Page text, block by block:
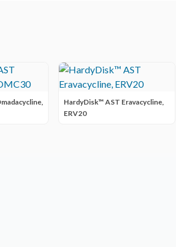
HardyDisk™ AST Eravacycline,
ERV20